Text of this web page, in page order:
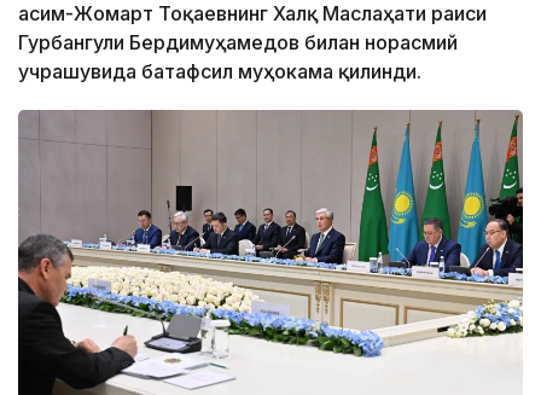
Қасим-Жомарт Тоқаевнинг Халқ Маслаҳати раиси
Гурбангули Бердимуҳамедов билан норасмий
учрашувида батафсил муҳокама қилинди.